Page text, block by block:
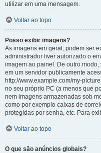
utilizar em uma mensagem.
Voltar ao topo
Posso exibir imagens?
As imagens em geral, podem ser
administrador tiver autorizado o
imagem ao painel. De outro
em um servidor publicamente
http://www.example.com/my-
no seu próprio PC (a menos que
nem imagens armazenadas sob
como por exemplo caixas de
protegidas por senha, etc. Para
Voltar ao topo
O que são anúncios globais?